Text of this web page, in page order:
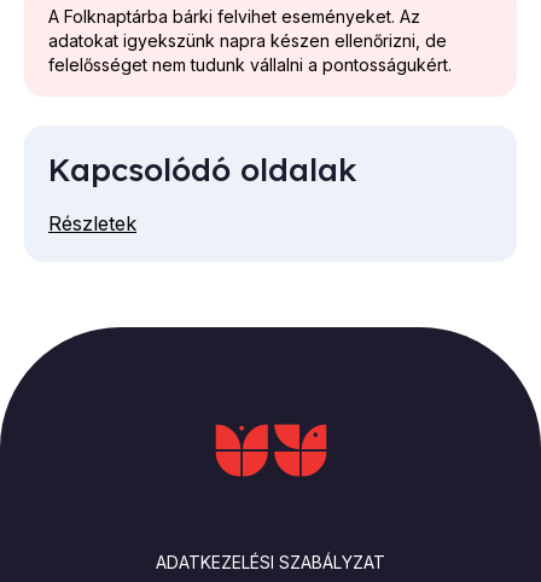
A Folknaptárba bárki felvihet eseményeket. Az
adatokat igyekszünk napra készen ellenőrizni, de
felelősséget nem tudunk vállalni a pontosságukért.
Kapcsolódó oldalak
Részletek
ADATKEZELÉSI SZABÁLYZAT